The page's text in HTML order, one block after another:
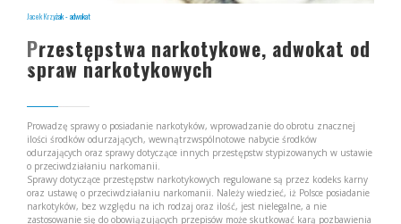
Jacek Krzyżak - adwokat
Przestępstwa narkotykowe, adwokat od
spraw narkotykowych
Prowadzę sprawy o posiadanie narkotyków, wprowadzanie do obrotu znacznej
ilości środków odurzających, wewnątrzwspólnotowe nabycie środków
odurzających oraz sprawy dotyczące innych przestępstw stypizowanych w ustawie
o przeciwdziałaniu narkomanii.
Sprawy dotyczące przestępstw narkotykowych regulowane są przez kodeks karny
oraz ustawę o przeciwdziałaniu narkomanii. Należy wiedzieć, iż Polsce posiadanie
narkotyków, bez względu na ich rodzaj oraz ilość, jest nielegalne, a nie
zastosowanie się do obowiązujących przepisów może skutkować karą pozbawienia